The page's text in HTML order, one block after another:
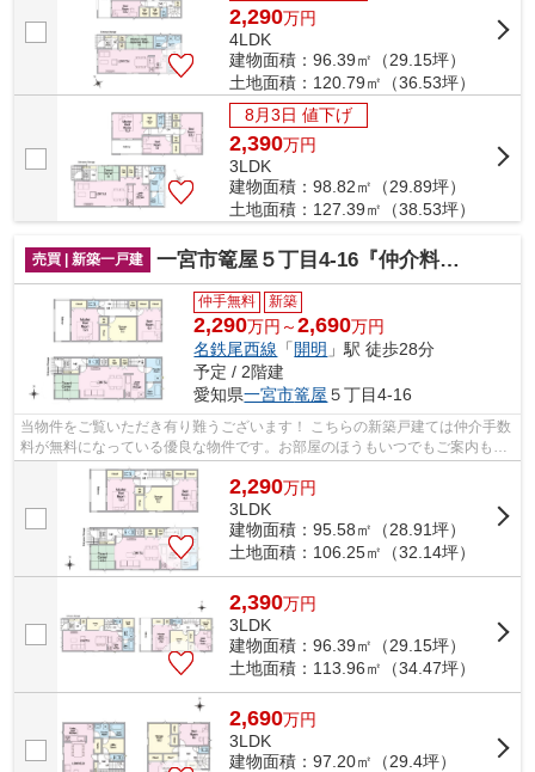
2,290万円
4LDK
建物面積：96.39㎡（29.15坪）
土地面積：120.79㎡（36.53坪）
8月3日 値下げ
2,390万円
3LDK
建物面積：98.82㎡（29.89坪）
土地面積：127.39㎡（38.53坪）
売買 | 新築一戸建 一宮市篭屋５丁目4-16『仲介料無料』新築戸建て
仲手無料 新築
2,290万円～2,690万円
名鉄尾西線 「開明 」駅 徒歩28分
予定 / 2階建
愛知県一宮市篭屋 ５丁目4-16
当物件をご覧いただき有り難うございます！ こちらの新築戸建ては仲介手数
料が無料になっている優良な物件です。お部屋のほうもいつでもご案内もさ
せて頂きますのでお気軽にお問合せ下...
2,290万円
3LDK
建物面積：95.58㎡（28.91坪）
土地面積：106.25㎡（32.14坪）
2,390万円
3LDK
建物面積：96.39㎡（29.15坪）
土地面積：113.96㎡（34.47坪）
2,690万円
3LDK
建物面積：97.20㎡（29.4坪）